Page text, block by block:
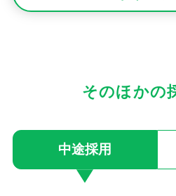
そのほかの
中途採用